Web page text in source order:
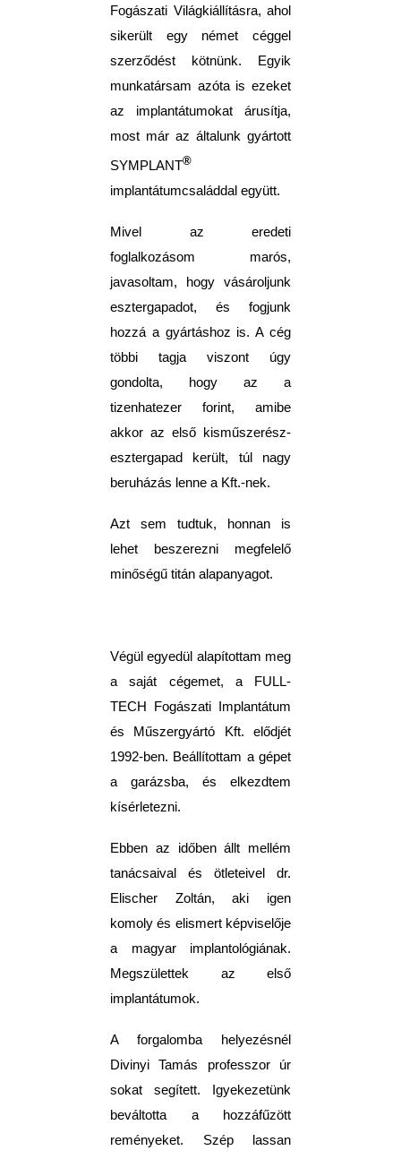
Fogászati Világkiállításra, ahol
sikerült egy német céggel
szerződést kötnünk. Egyik
munkatársam azóta is ezeket
az implantátumokat árusítja,
most már az általunk gyártott
SYMPLANT®
implantátumcsaláddal együtt.
Mivel az eredeti
foglalkozásom marós,
javasoltam, hogy vásároljunk
esztergapadot, és fogjunk
hozzá a gyártáshoz is. A cég
többi tagja viszont úgy
gondolta, hogy az a
tizenhatezer forint, amibe
akkor az első kisműszerész-
esztergapad került, túl nagy
beruházás lenne a Kft.-nek.
Azt sem tudtuk, honnan is
lehet beszerezni megfelelő
minőségű titán alapanyagot.
Végül egyedül alapítottam meg
a saját cégemet, a FULL-
TECH Fogászati Implantátum
és Műszergyártó Kft. elődjét
1992-ben. Beállítottam a gépet
a garázsba, és elkezdtem
kísérletezni.
Ebben az időben állt mellém
tanácsaival és ötleteivel dr.
Elischer Zoltán, aki igen
komoly és elismert képviselője
a magyar implantológiának.
Megszülettek az első
implantátumok.
A forgalomba helyezésnél
Divinyi Tamás professzor úr
sokat segített. Igyekezetünk
beváltotta a hozzáfűzött
reményeket. Szép lassan